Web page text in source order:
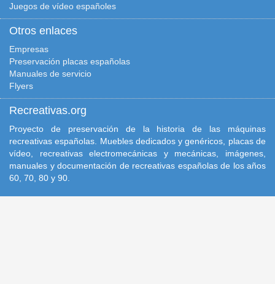
Juegos de vídeo españoles
Otros enlaces
Empresas
Preservación placas españolas
Manuales de servicio
Flyers
Recreativas.org
Proyecto de preservación de la historia de las máquinas
recreativas españolas. Muebles dedicados y genéricos, placas de
vídeo, recreativas electromecánicas y mecánicas, imágenes,
manuales y documentación de recreativas españolas de los años
60, 70, 80 y 90.